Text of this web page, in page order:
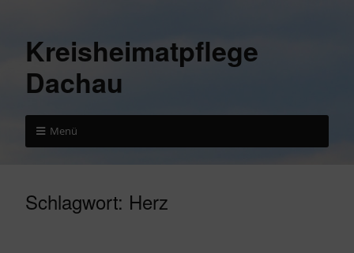
Kreisheimatpflege
Dachau
Menü
Schlagwort: Herz